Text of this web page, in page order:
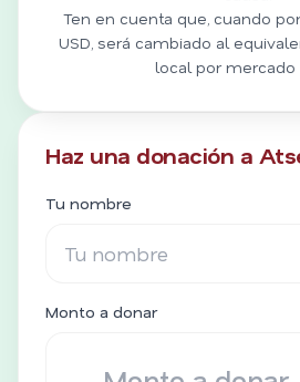
Ten en cuenta que, cuando
USD, será cambiado al
local por mercado
Haz una donación a
Tu nombre
Monto a donar